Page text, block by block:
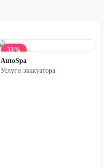
33%
AutoSpa
Услуги эвакуатора